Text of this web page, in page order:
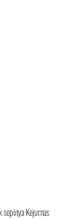
Kejurnas